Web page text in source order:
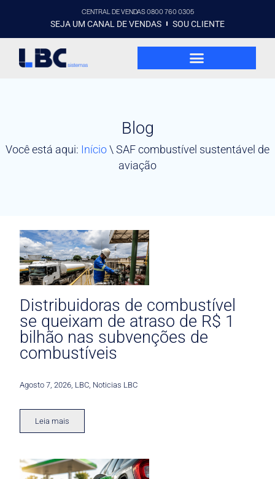
CENTRAL DE VENDAS 0800 760 0305
SEJA UM CANAL DE VENDAS SOU CLIENTE
Blog
Você está aqui: Início\ SAF combustível sustentável de
aviação
Distribuidoras de combustível
se queixam de atraso de R$ 1
bilhão nas subvenções de
combustíveis
Agosto 7, 2026 LBC Noticias LBC
Leia mais